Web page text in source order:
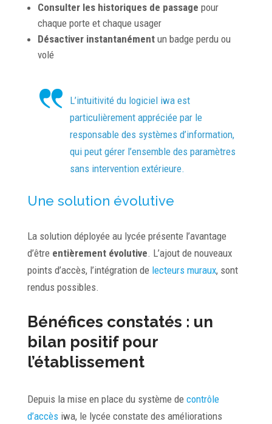
Consulter les historiques de passage pour
chaque porte et chaque usager
Désactiver instantanémentun badge perdu ou
volé
L’intuitivité du logiciel iwa est
particulièrement appréciée par le
responsable des systèmes d’information,
qui peut gérer l’ensemble des paramètres
sans intervention extérieure.
Une solution évolutive
La solution déployée au lycée présente l’avantage
d’être entièrement évolutive . L’ajout de nouveaux
points d’accès, l’intégration de lecteurs muraux, sont
rendus possibles.
Bénéfices constatés : un
bilan positif pour
l’établissement
Depuis la mise en place du système de contrôle
d’accès iwa, le lycée constate des améliorations